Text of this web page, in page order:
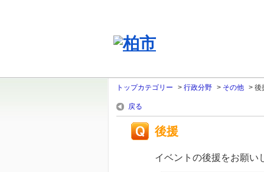
トップカテゴリー > 行政分野 > その他 > 後
戻る
後援
イベントの後援をお願い